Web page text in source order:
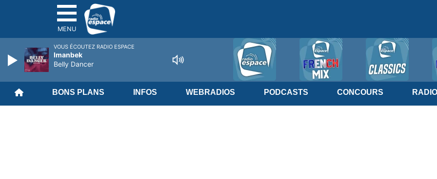
MENU
BONS PLANS INFOS WEBRADIOS PODCASTS CONCOURS RADIO
VOUS ÉCOUTEZ RADIO ESPACE
Imanbek
Belly Dancer